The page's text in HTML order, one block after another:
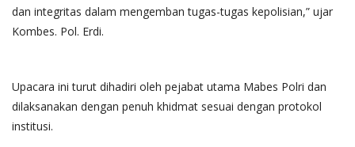
dan integritas dalam mengemban tugas-tugas kepolisian,” ujar
Kombes. Pol. Erdi.
Upacara ini turut dihadiri oleh pejabat utama Mabes Polri dan
dilaksanakan dengan penuh khidmat sesuai dengan protokol
institusi.